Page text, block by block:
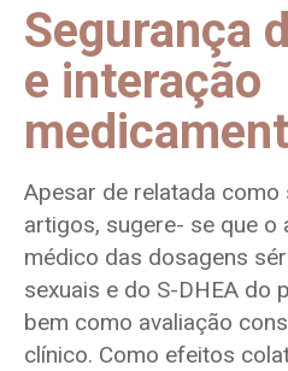
Segurança
e interação
Apesar de relatada
artigos, sugere- se que o
médico das dosagens
sexuais e do S-DHEA do
bem como avaliação
clínico. Como efeitos